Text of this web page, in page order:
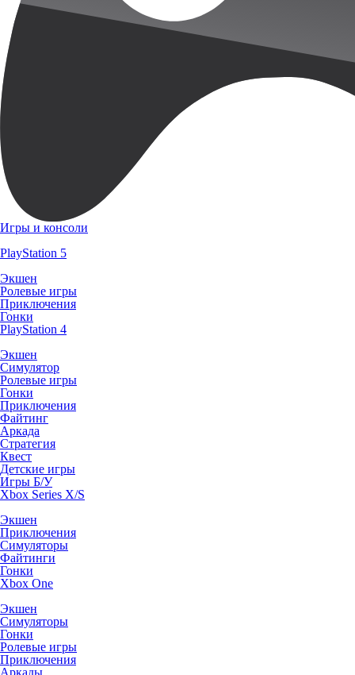
Игры и консоли
PlayStation 5
Экшен
Ролевые игры
Приключения
Гонки
PlayStation 4
Экшен
Симулятор
Ролевые игры
Гонки
Приключения
Файтинг
Аркада
Стратегия
Квест
Детские игры
Игры Б/У
Xbox Series X/S
Экшен
Приключения
Симуляторы
Файтинги
Гонки
Xbox One
Экшен
Симуляторы
Гонки
Ролевые игры
Приключения
Аркады